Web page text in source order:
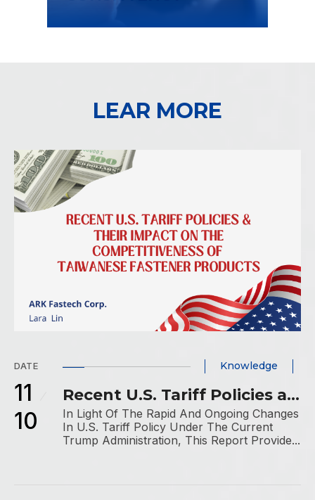
LEAR MORE
DATE
11
10
Knowledge
Recent U.S. Tariff Policies a...
In Light Of The Rapid And Ongoing Changes
In U.S. Tariff Policy Under The Current
Trump Administration, This Report Provide...